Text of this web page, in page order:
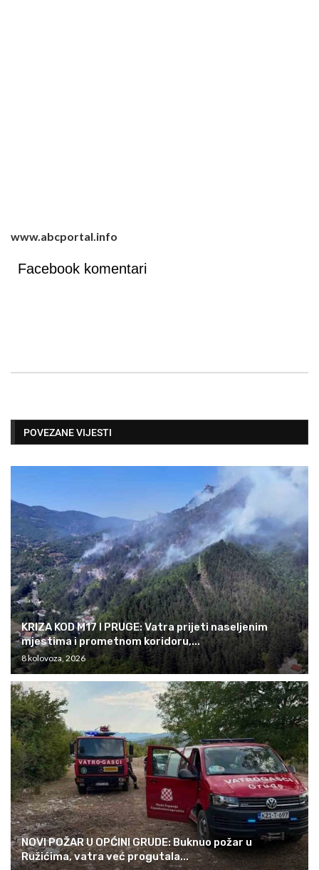
www.abcportal.info
Facebook komentari
POVEZANE VIJESTI
KRIZA KOD M17 I PRUGE: Vatra prijeti naseljenim
mjestima i prometnom koridoru,...
8 kolovoza, 2026
NOVI POŽAR U OPĆINI GRUDE: Buknuo požar u
Ružićima, vatra već progutala...